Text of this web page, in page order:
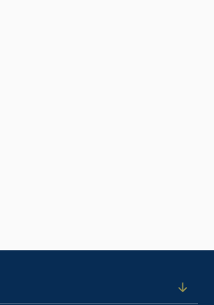
Open